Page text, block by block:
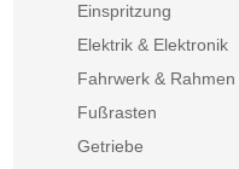
Einspritzung
Elektrik & Elektronik
Fahrwerk & Rahmen
Fußrasten
Getriebe